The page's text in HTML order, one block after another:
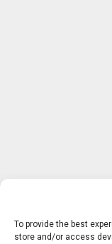
To provide the best
store and/or access